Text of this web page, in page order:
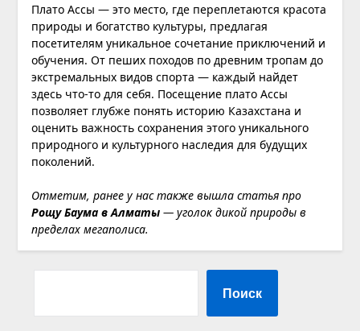
Плато Ассы — это место, где переплетаются красота
природы и богатство культуры, предлагая
посетителям уникальное сочетание приключений и
обучения. От пеших походов по древним тропам до
экстремальных видов спорта — каждый найдет
здесь что-то для себя. Посещение плато Ассы
позволяет глубже понять историю Казахстана и
оценить важность сохранения этого уникального
природного и культурного наследия для будущих
поколений.
Отметим, ранее у нас также вышла статья про
Рощу Баума в Алматы— уголок дикой природы в
пределах мегаполиса.
Поиск